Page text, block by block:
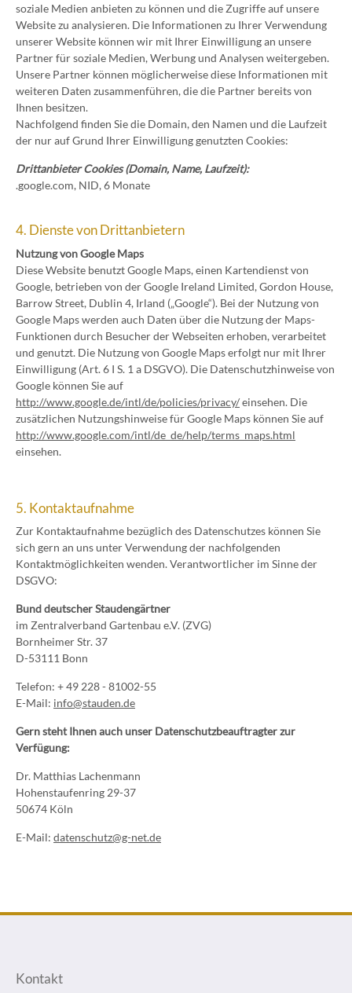
soziale Medien anbieten zu können und die Zugriffe auf unsere
Website zu analysieren. Die Informationen zu Ihrer Verwendung
unserer Website können wir mit Ihrer Einwilligung an unsere
Partner für soziale Medien, Werbung und Analysen weitergeben.
Unsere Partner können möglicherweise diese Informationen mit
weiteren Daten zusammenführen, die die Partner bereits von
Ihnen besitzen.
Nachfolgend finden Sie die Domain, den Namen und die Laufzeit
der nur auf Grund Ihrer Einwilligung genutzten Cookies:
Drittanbieter Cookies (Domain, Name, Laufzeit):
.google.com, NID, 6 Monate
4. Dienste von Drittanbietern
Nutzung von Google Maps
Diese Website benutzt Google Maps, einen Kartendienst von
Google, betrieben von der Google Ireland Limited, Gordon House,
Barrow Street, Dublin 4, Irland („Google“). Bei der Nutzung von
Google Maps werden auch Daten über die Nutzung der Maps-
Funktionen durch Besucher der Webseiten erhoben, verarbeitet
und genutzt. Die Nutzung von Google Maps erfolgt nur mit Ihrer
Einwilligung (Art. 6 I S. 1 a DSGVO). Die Datenschutzhinweise von
Google können Sie auf
http://www.google.de/intl/de/policies/privacy/einsehen. Die
zusätzlichen Nutzungshinweise für Google Maps können Sie auf
http://www.google.com/intl/de_de/help/terms_maps.html
einsehen.
5. Kontaktaufnahme
Zur Kontaktaufnahme bezüglich des Datenschutzes können Sie
sich gern an uns unter Verwendung der nachfolgenden
Kontaktmöglichkeiten wenden. Verantwortlicher im Sinne der
DSGVO:
Bund deutscher Staudengärtner
im Zentralverband Gartenbau e.V. (ZVG)
Bornheimer Str. 37
D-53111 Bonn
Telefon: + 49 228 - 81002-55
E-Mail: info@stauden.de
Gern steht Ihnen auch unser Datenschutzbeauftragter zur
Verfügung:
Dr. Matthias Lachenmann
Hohenstaufenring 29-37
50674 Köln
E-Mail: datenschutz@g-net.de
Kontakt